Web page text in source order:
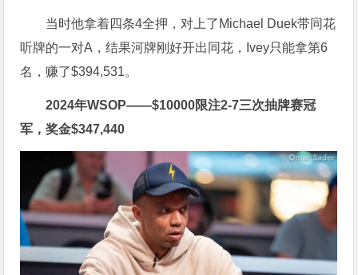
当时他拿着四条4全押，对上了Michael Duek带同花
听牌的一对A，结果河牌刚好开出同花，Ivey只能拿第6
名，赚了$394,531。
2024年WSOP——$10000限注2-7三次抽牌赛冠
军，奖金$347,440